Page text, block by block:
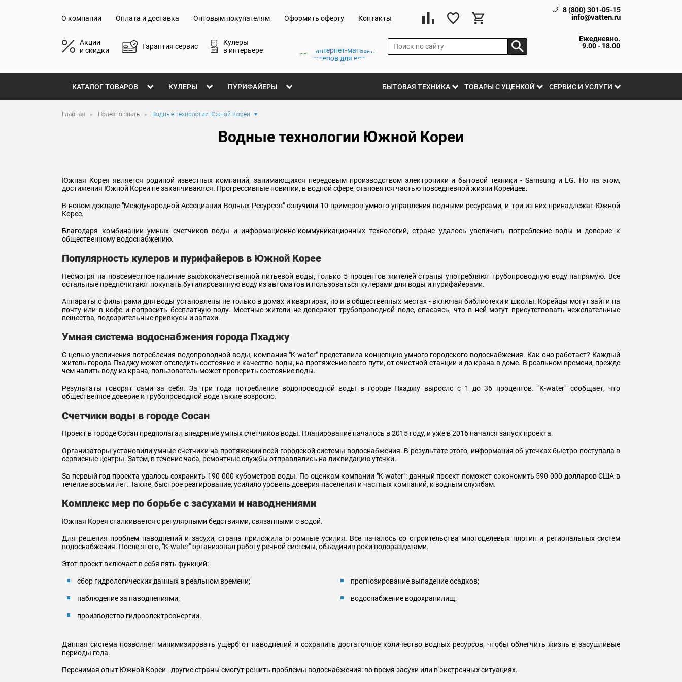
О компании Оплата и доставка Оптовым покупателям Оформить оферту Контакты
8 (800) 301-05-15
info@vatten.ru
Акции
и скидки
Гарантия сервис
Кулеры
в интерьере
Ежедневно.
9.00 - 18.00
КАТАЛОГ ТОВАРОВ КУЛЕРЫ ПУРИФАЙЕРЫ БЫТОВАЯ ТЕХНИКА ТОВАРЫ С УЦЕНКОЙ СЕРВИС И УСЛУГИ
Главная Полезно знать Водные технологии Южной Кореи
Водные технологии Южной Кореи
Южная Корея является родиной известных компаний, занимающихся передовым производством электроники и бытовой техники - Samsung и LG. Но на этом,
достижения Южной Кореи не заканчиваются. Прогрессивные новинки, в водной сфере, становятся частью повседневной жизни Корейцев.
В новом докладе "Международной Ассоциации Водных Ресурсов" озвучили 10 примеров умного управления водными ресурсами, и три из них принадлежат Южной
Корее.
Благодаря комбинации умных счетчиков воды и информационно-коммуникационных технологий, стране удалось увеличить потребление воды и доверие к
общественному водоснабжению.
Популярность кулеров и пурифайеров в Южной Корее
Несмотря на повсеместное наличие высококачественной питьевой воды, только 5 процентов жителей страны употребляют трубопроводную воду напрямую. Все
остальные предпочитают покупать бутилированную воду из автоматов и пользоваться кулерами для воды и пурифайерами.
Аппараты с фильтрами для воды установлены не только в домах и квартирах, но и в общественных местах - включая библиотеки и школы. Корейцы могут зайти на
почту или в кофе и попросить бесплатную воду. Местные жители не доверяют трубопроводной воде, опасаясь, что в ней могут присутствовать нежелательные
вещества, подозрительные привкусы и запахи.
Умная система водоснабжения города Пхаджу
С целью увеличения потребления водопроводной воды, компания "K-water" представила концепцию умного городского водоснабжения. Как оно работает? Каждый
житель города Пхаджу может отследить состояние и качество воды, на протяжение всего пути, от очистной станции и до крана в доме. В реальном времени, прежде
чем налить воду из крана, пользователь может проверить состояние воды.
Результаты говорят сами за себя. За три года потребление водопроводной воды в городе Пхаджу выросло с 1 до 36 процентов. "K-water" сообщает, что
общественное доверие к трубопроводной воде также возросло.
Счетчики воды в городе Сосан
Проект в городе Сосан предполагал внедрение умных счетчиков воды. Планирование началось в 2015 году, и уже в 2016 начался запуск проекта.
Организаторы установили умные счетчики на протяжении всей городской системы водоснабжения. В результате этого, информация об утечках быстро поступала в
сервисные центры. Затем, в течение часа, ремонтные службы отправлялись на ликвидацию утечки.
За первый год проекта удалось сохранить 190 000 кубометров воды. По оценкам компании "K-water": данный проект поможет сэкономить 590 000 долларов США в
течение восьми лет. Также, быстрое реагирование, усилило уровень доверия населения и частных компаний, к водным службам.
Комплекс мер по борьбе с засухами и наводнениями
Южная Корея сталкивается с регулярными бедствиями, связанными с водой.
Для решения проблем наводнений и засухи, страна приложила огромные усилия. Все началось со строительства многоцелевых плотин и региональных систем
водоснабжения. После этого, "K-water" организовал работу речной системы, объединив реки водоразделами.
Этот проект включает в себя пять функций:
сбор гидрологических данных в реальном времени; прогнозирование выпадение осадков;
наблюдение за наводнениями; водоснабжение водохранилищ;
производство гидроэлектроэнергии.
Данная система позволяет минимизировать ущерб от наводнений и сохранить достаточное количество водных ресурсов, чтобы облегчить жизнь в засушливые
периоды года.
Перенимая опыт Южной Кореи - другие страны смогут решить проблемы водоснабжения: во время засухи или в экстренных ситуациях.